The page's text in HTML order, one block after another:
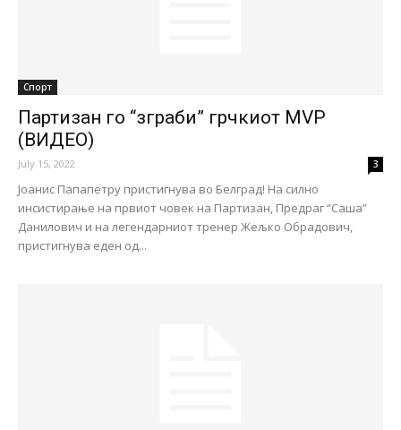
Спорт
Партизан го “зграби” грчкиот MVP
(ВИДЕО)
July 15, 2022 3
Јоанис Папапетру пристигнува во Белград! На силно
инсистирање на првиот човек на Партизан, Предраг “Саша”
Данилович и на легендарниот тренер Жељко Обрадович,
пристигнува еден од...